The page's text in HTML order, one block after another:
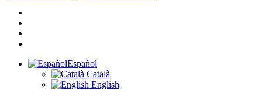
Español
Català
English